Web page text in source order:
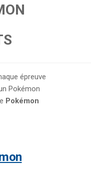
épreuve
Pokémon
Pokémon